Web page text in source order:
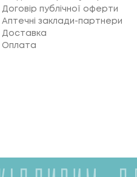
Договір публічної оферти
Аптечні заклади-партнери
Доставка
Оплата